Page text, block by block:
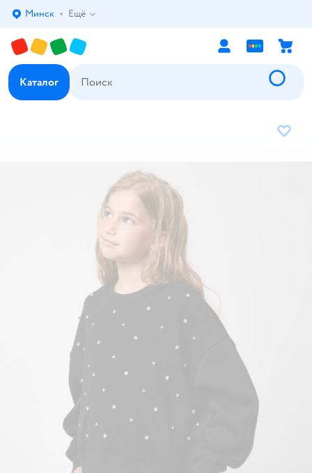
Выбор адреса доставки.
Минск Ещё
Каталог
В